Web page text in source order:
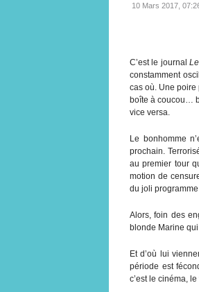
10 Mars 2017,
C’est le journal
constamment
cas où. Une
boîte à coucou…
vice versa.
Le bonhomme
prochain.
au premier tour
motion de
du joli
Alors, foin des
blonde Marine
Et d’où lui
période est
c’est le cinéma,